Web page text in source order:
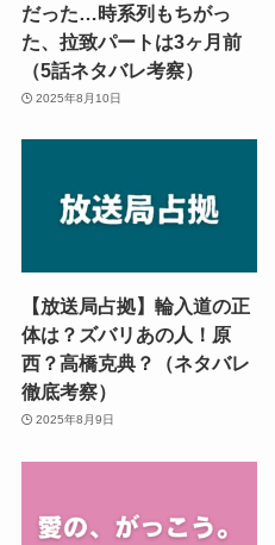
だった…時系列もちがっ
た、拉致パートは3ヶ月前
（5話ネタバレ考察）
2025年8月10日
【放送局占拠】輪入道の正
体は？ズバリあの人！原
西？高橋克典？（ネタバレ
徹底考察）
2025年8月9日